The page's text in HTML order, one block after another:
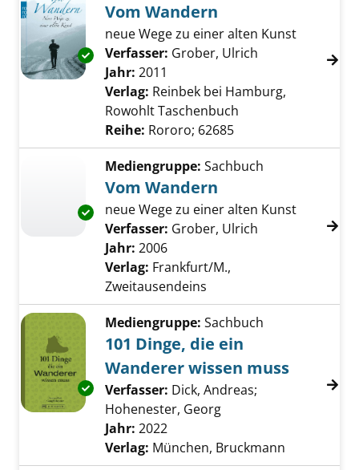
Exemplar-Details von Vom Wandern
Vom Wandern
neue Wege zu einer alten Kunst
Verfasser: Grober, Ulrich Suche nach
Jahr: 2011
Verlag: Reinbek bei Hamburg,
Rowohlt Taschenbuch
Reihe: Rororo; 62685
Exemplar-Details von Vom Wandern
Mediengruppe: Sachbuch
Vom Wandern
neue Wege zu einer alten Kunst
Verfasser: Grober, Ulrich Suche nach
Jahr: 2006
Verlag: Frankfurt/M.,
Zweitausendeins
Exemplar-Details von 101 Dinge, die ein
Mediengruppe: Sachbuch
101 Dinge, die ein
Wanderer wissen muss
Verfasser: Dick, Andreas;
Hohenester, Georg
Jahr: 2022
Verlag: München, Bruckmann